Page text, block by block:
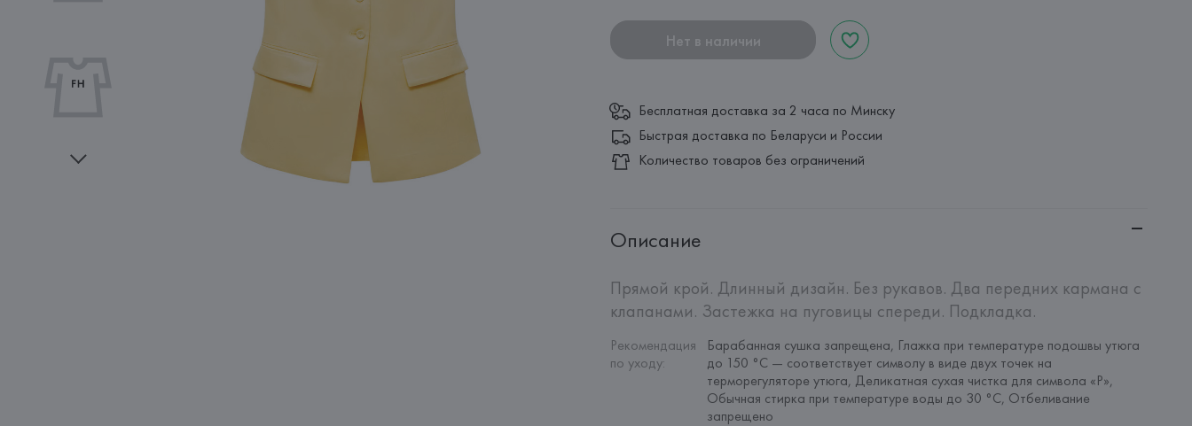
Нет в наличии
Бесплатная доставка за 2 часа по Минску
Быстрая доставка по Беларуси и России
Количество товаров без ограничений
Описание
Прямой крой. Длинный дизайн. Без рукавов. Два передних кармана с
клапанами. Застежка на пуговицы спереди. Подкладка.
Рекомендация
по уходу:
Барабанная сушка запрещена, Глажка при температуре подошвы утюга
до 150 °C — соответствует символу в виде двух точек на
терморегуляторе утюга, Деликатная сухая чистка для символа «P»,
Обычная стирка при температуре воды до 30 °C, Отбеливание
запрещено